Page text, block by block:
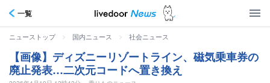
一覧
ニューストップ > 国内ニュース > 社会ニュース
【画像】ディズニーリゾートライン、磁気乗車券の
廃止発表…二次元コードへ置き換え